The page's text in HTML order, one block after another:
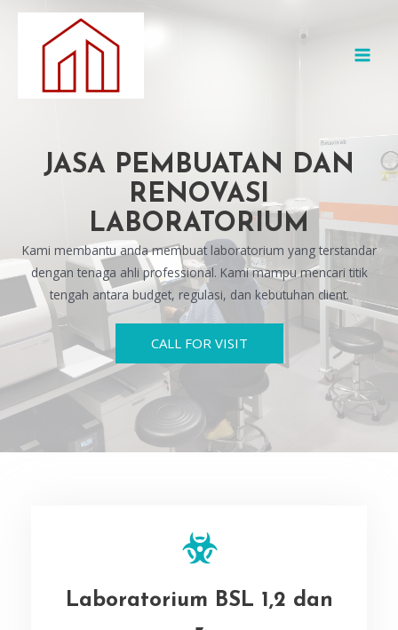
JASA PEMBUATAN DAN
RENOVASI
LABORATORIUM
Kami membantu anda membuat laboratorium yang terstandar
dengan tenaga ahli professional. Kami mampu mencari titik
tengah antara budget, regulasi, dan kebutuhan client.
CALL FOR VISIT
Laboratorium BSL 1,2 dan